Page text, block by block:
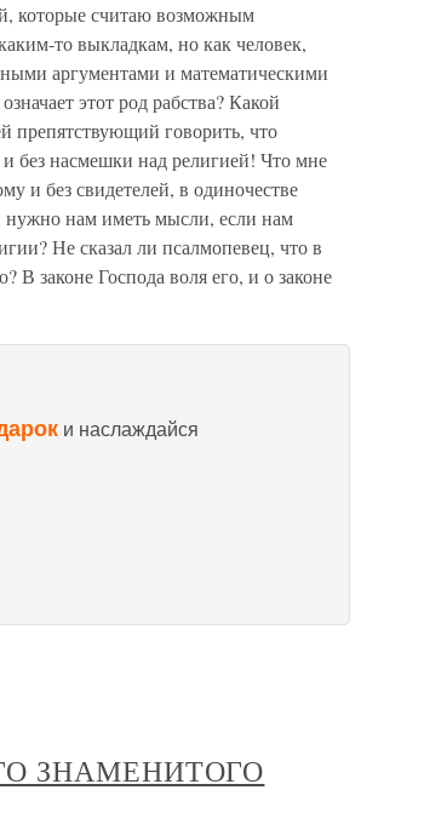
которые считаю возможным
то выкладкам, но как человек,
аргументами и математическими
этот род рабства? Какой
препятствующий говорить, что
без насмешки над религией! Что мне
и без свидетелей, в одиночестве
нам иметь мысли, если нам
Не сказал ли псалмопевец, что в
В законе Господа воля его, и о законе
и наслаждайся
ЗНАМЕНИТОГО